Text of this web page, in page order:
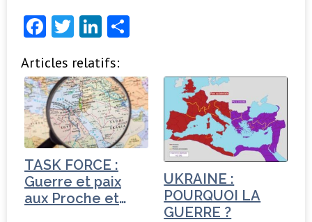
F
c
e
b
o
o
k
T
it
t
e
r
Li
k
e
dI
n
ta
g
e
r
Articles relatifs:
TASK FORCE :
Guerre et paix
aux Proche et
UKRAINE :
POURQUOI LA
GUERRE ?